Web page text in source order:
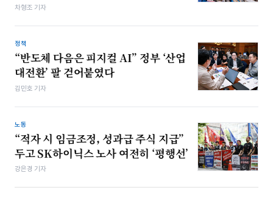
차형조 기자
정책
“반도체 다음은 피지컬 AI” 정부 ‘산업
대전환’ 팔 걷어붙였다
김민호 기자
노동
“적자 시 임금조정, 성과급 주식 지급”
두고 SK하이닉스 노사 여전히 ‘평행선’
강은경 기자